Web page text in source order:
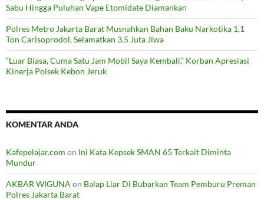
Sabu Hingga Puluhan Vape Etomidate Diamankan
Polres Metro Jakarta Barat Musnahkan Bahan Baku Narkotika 1,1
Ton Carisoprodol, Selamatkan 3,5 Juta Jiwa
“Luar Biasa, Cuma Satu Jam Mobil Saya Kembali,” Korban Apresiasi
Kinerja Polsek Kebon Jeruk
KOMENTAR ANDA
Kafepelajar.com on Ini Kata Kepsek SMAN 65 Terkait Diminta
Mundur
AKBAR WIGUNA on Balap Liar Di Bubarkan Team Pemburu Preman
Polres Jakarta Barat